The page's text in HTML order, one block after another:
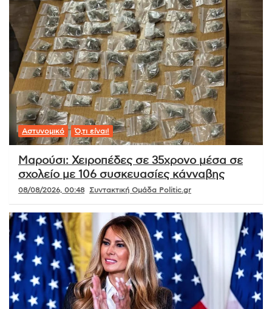
Αστυνομικό Ό,τι είναι!
Μαρούσι: Χειροπέδες σε 35χρονο μέσα σε
σχολείο με 106 συσκευασίες κάνναβης
08/08/2026, 00:48 Συντακτική Ομάδα Politic.gr